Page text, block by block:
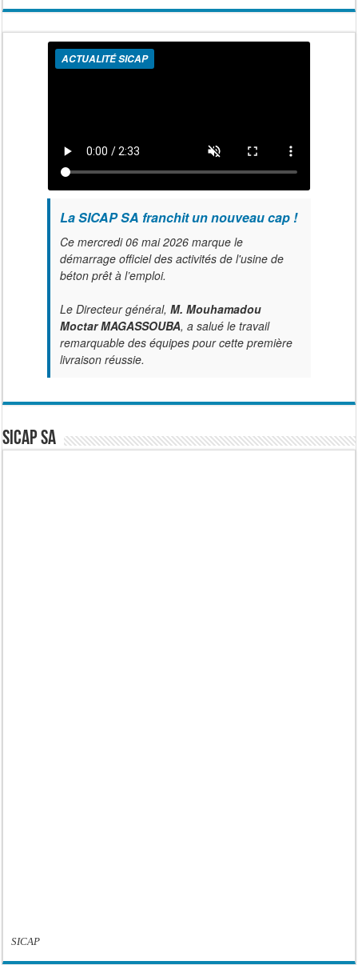
ACTUALITÉ SICAP
La SICAP SA franchit un nouveau cap !
Ce mercredi 06 mai 2026 marque le
démarrage officiel des activités de l'usine de
béton prêt à l’emploi.
Le Directeur général, M. Mouhamadou
Moctar MAGASSOUBA, a salué le travail
remarquable des équipes pour cette première
livraison réussie.
SICAP SA
SICAP